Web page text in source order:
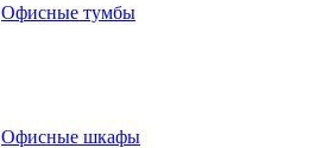
Офисные тумбы
Офисные шкафы